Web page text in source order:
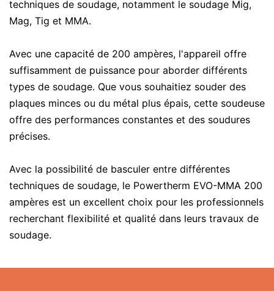
techniques de soudage, notamment le soudage Mig,
Mag, Tig et MMA.
Avec une capacité de 200 ampères, l'appareil offre
suffisamment de puissance pour aborder différents
types de soudage. Que vous souhaitiez souder des
plaques minces ou du métal plus épais, cette soudeuse
offre des performances constantes et des soudures
précises.
Avec la possibilité de basculer entre différentes
techniques de soudage, le Powertherm EVO-MMA 200
ampères est un excellent choix pour les professionnels
recherchant flexibilité et qualité dans leurs travaux de
soudage.